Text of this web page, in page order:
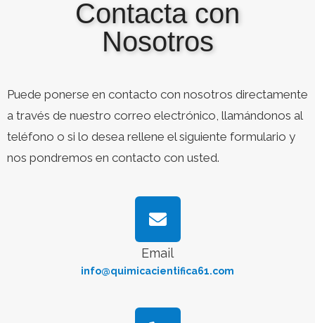
Contacta con
Nosotros
Puede ponerse en contacto con nosotros directamente
a través de nuestro correo electrónico, llamándonos al
teléfono o si lo desea rellene el siguiente formulario y
nos pondremos en contacto con usted.
Email
info@quimicacientifica61.com